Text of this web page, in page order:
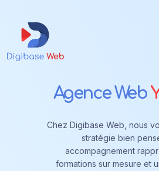
Agence Web
Chez Digibase Web, nous
stratégie bien
accompagnement
formations sur mesure et